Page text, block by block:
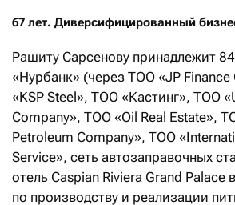
67 лет. Диверсифицированный
Рашиту Сарсенову принадлежит
«Нурбанк» (через ТОО «JP
«KSP Steel», ТОО «Кастинг», ТОО
Company», ТОО «Oil Real Estate»,
Petroleum Company», ТОО
Service», сеть автозаправочных
отель Caspian Riviera Grand Palace
по производству и реализации